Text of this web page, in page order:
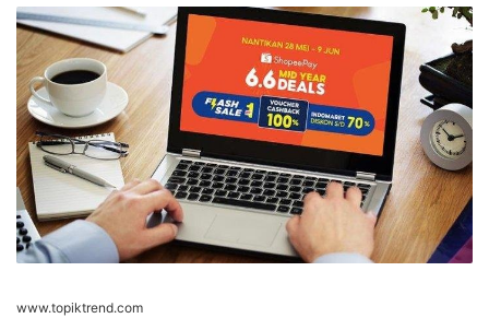
www.topiktrend.com